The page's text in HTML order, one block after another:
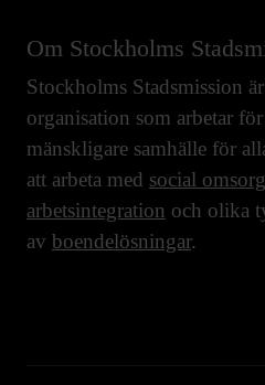
Om Stockholms
Stockholms Stadsmission
organisation som arbetar
mänskligare samhälle för
att arbeta med social omsorg
arbetsintegration och olika
av boendelösningar.